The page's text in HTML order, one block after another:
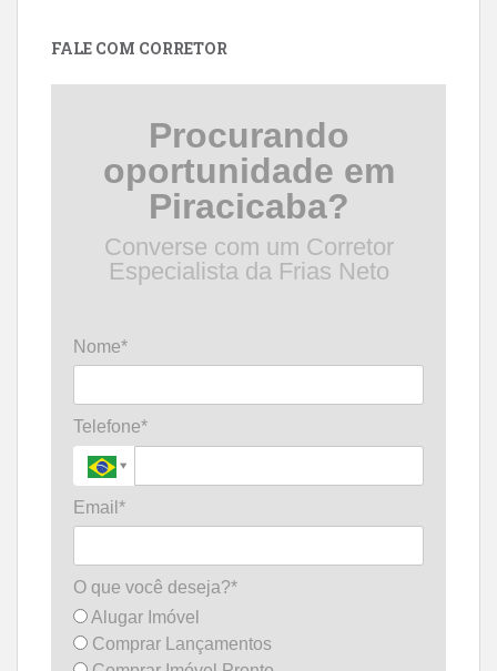
FALE COM CORRETOR
Procurando
oportunidade em
Piracicaba?
Converse com um Corretor
Especialista da Frias Neto
Nome*
Telefone*
Email*
O que você deseja?*
Alugar Imóvel
Comprar Lançamentos